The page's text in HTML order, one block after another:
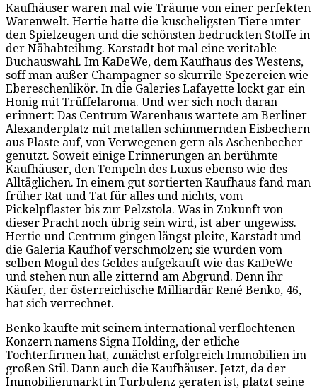
Kaufhäuser waren mal wie Träume von einer perfekten
Warenwelt. Hertie hatte die kuscheligsten Tiere unter
den Spielzeugen und die schönsten bedruckten Stoffe in
der Nähabteilung. Karstadt bot mal eine veritable
Buchauswahl. Im KaDeWe, dem Kaufhaus des Westens,
soff man außer Champagner so skurrile Spezereien wie
Ebereschenlikör. In die Galeries Lafayette lockt gar ein
Honig mit Trüffelaroma. Und wer sich noch daran
erinnert: Das Centrum Warenhaus wartete am Berliner
Alexanderplatz mit metallen schimmernden Eisbechern
aus Plaste auf, von Verwegenen gern als Aschenbecher
genutzt. Soweit einige Erinnerungen an berühmte
Kaufhäuser, den Tempeln des Luxus ebenso wie des
Alltäglichen. In einem gut sortierten Kaufhaus fand man
früher Rat und Tat für alles und nichts, vom
Pickelpflaster bis zur Pelzstola. Was in Zukunft von
dieser Pracht noch übrig sein wird, ist aber ungewiss.
Hertie und Centrum gingen längst pleite, Karstadt und
die Galeria Kaufhof verschmolzen; sie wurden vom
selben Mogul des Geldes aufgekauft wie das KaDeWe –
und stehen nun alle zitternd am Abgrund. Denn ihr
Käufer, der österreichische Milliardär René Benko, 46,
hat sich verrechnet.
Benko kaufte mit seinem international verflochtenen
Konzern namens Signa Holding, der etliche
Tochterfirmen hat, zunächst erfolgreich Immobilien im
großen Stil. Dann auch die Kaufhäuser. Jetzt, da der
Immobilienmarkt in Turbulenz geraten ist, platzt seine